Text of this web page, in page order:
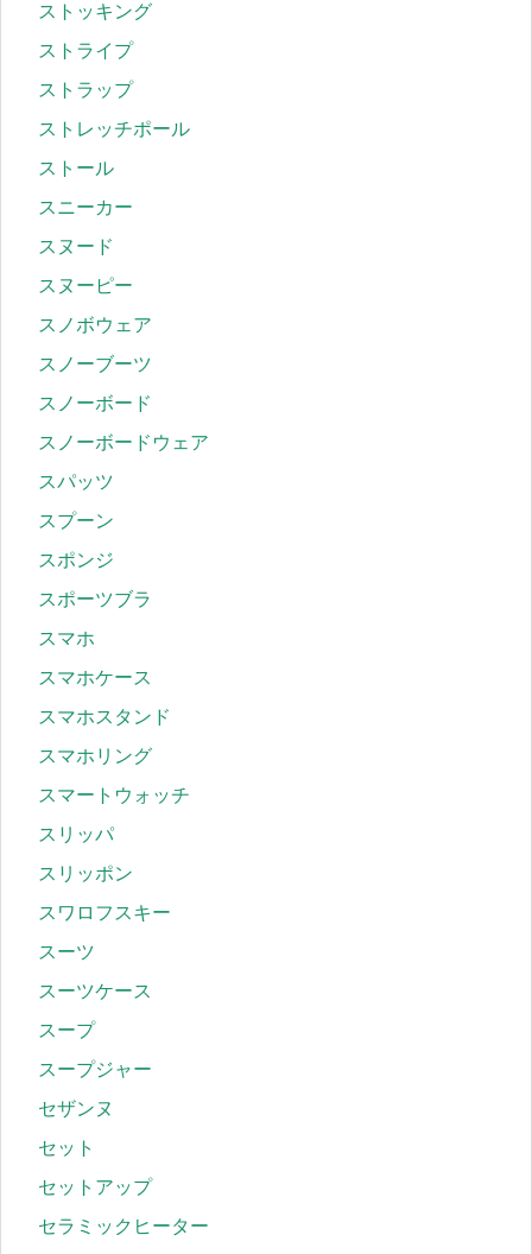
ストッキング
ストライプ
ストラップ
ストレッチポール
ストール
スニーカー
スヌード
スヌーピー
スノボウェア
スノーブーツ
スノーボード
スノーボードウェア
スパッツ
スプーン
スポンジ
スポーツブラ
スマホ
スマホケース
スマホスタンド
スマホリング
スマートウォッチ
スリッパ
スリッポン
スワロフスキー
スーツ
スーツケース
スープ
スープジャー
セザンヌ
セット
セットアップ
セラミックヒーター